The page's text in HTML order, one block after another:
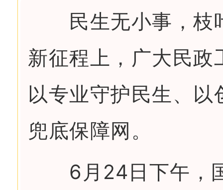
民生无小事，枝
新征程上，广大民
以专业守护民生、
兜底保障网。
6月24日下午，国